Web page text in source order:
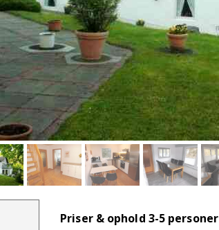
Priser & ophold 3-5 personer